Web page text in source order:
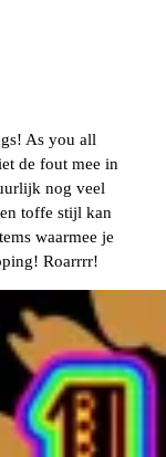
As you all
de fout mee in
nog veel
toffe stijl kan
waarmee je
Roarrrr!